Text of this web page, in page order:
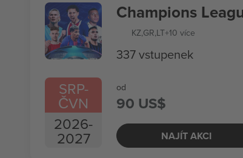
SRP-
ČVN
2026-
2027
Champions
KZ,GR,LT+10 více
337 vstupenek
od
90 US$
NAJÍT AKCI